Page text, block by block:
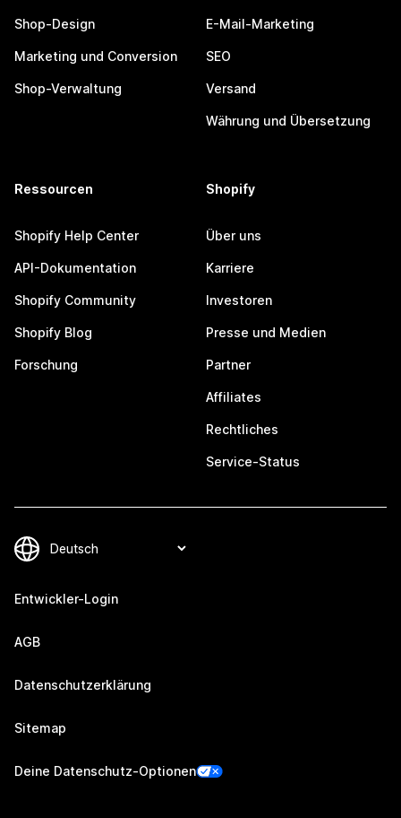
Shop-Design
Marketing und Conversion
Shop-Verwaltung
E-Mail-Marketing
SEO
Versand
Währung und Übersetzung
Ressourcen
Shopify Help Center
API-Dokumentation
Shopify Community
Shopify Blog
Forschung
Shopify
Über uns
Karriere
Investoren
Presse und Medien
Partner
Affiliates
Rechtliches
Service-Status
Entwickler-Login
AGB
Datenschutzerklärung
Sitemap
Deine Datenschutz-Optionen